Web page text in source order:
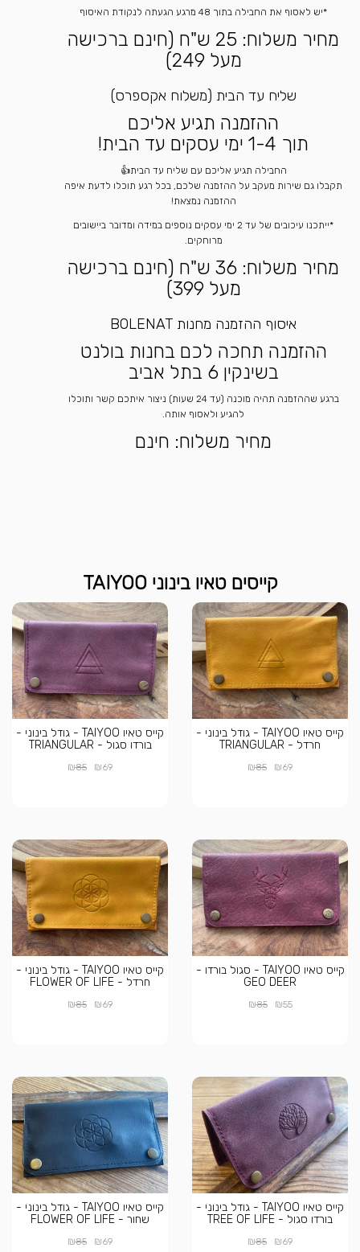
*יש לאסוף את החבילה בתוך 48 מרגע הגעתה לנקודת האיסוף
מחיר משלוח: 25 ש"ח (חינם ברכישה
מעל 249)
שליח עד הבית (משלוח אקספרס)
ההזמנה תגיע אליכם
תוך 1-4 ימי עסקים עד הבית!
החבילה תגיע אליכם עם שליח עד הבית👍
תקבלו גם שירות מעקב על ההזמנה שלכם, בכל רגע תוכלו לדעת איפה
ההזמנה נמצאת!
*ייתכנו עיכובים של עד 2 ימי עסקים נוספים במידה ומדובר ביישובים
מרוחקים.
מחיר משלוח: 36 ש"ח (חינם ברכישה
מעל 399)
איסוף ההזמנה מחנות BOLENAT
ההזמנה תחכה לכם בחנות בולנט
בשינקין 6 בתל אביב
ברגע שההזמנה תהיה מוכנה (עד 24 שעות) ניצור איתכם קשר ותוכלו
להגיע ולאסוף אותה.
מחיר משלוח: חינם
קייסים טאיו בינוני TAIYOO
קייס טאיו TAIYOO - גודל בינוני -
חרדל - TRIANGULAR
₪69
₪85
קייס טאיו TAIYOO - גודל בינוני -
בורדו סגול - TRIANGULAR
₪69
₪85
קייס טאיו TAIYOO - סגול בורדו -
GEO DEER
₪55
₪85
קייס טאיו TAIYOO - גודל בינוני -
חרדל - FLOWER OF LIFE
₪69
₪85
קייס טאיו TAIYOO - גודל בינוני -
בורדו סגול - TREE OF LIFE
₪69
₪85
קייס טאיו TAIYOO - גודל בינוני -
שחור - FLOWER OF LIFE
₪69
₪85